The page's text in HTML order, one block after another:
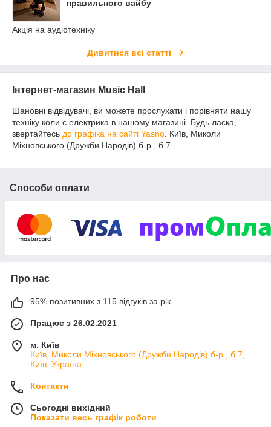
правильного вайбу
Акція на аудіотехніку
Дивитися всі статті
Інтернет-магазин Music Hall
Шановні відвідувачі, ви можете прослухати і порівняти нашу
техніку коли є електрика в нашому магазині. Будь ласка,
звертайтесь до графіка на сайті Yasno . Київ, Миколи
Міхновського (Дружби Народів) б-р., б.7
Способи оплати
Про нас
95% позитивних з 115 відгуків за рік
Працює з 26.02.2021
м. Київ
Київ, Миколи Міхновського (Дружби Народів) б-р., б.7,
Київ, Україна
Контакти
Сьогодні вихідний
Показати весь графік роботи